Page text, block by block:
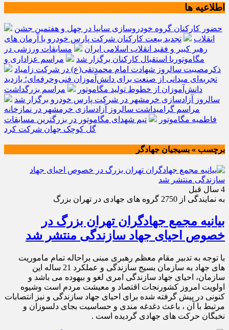
اطلاعیه ها
حضور کارکنان گروه خودروسازی سایپا در چهل و هفتمین جشن
انقلاب
تجدید بیعت کارکنان شرکت پارس خودرو با آرمان های
رهبر کبیر و فقید انقلاب اسلامی ایران
مسابقات ورزشی در
مگاموتوربا استقبال کارکنان برگزار شد
مراسم عزاداری و
ذکرمصیبت سالروز شهادت امام محمدتقی(ع) در شرکت زامیاد
تجربه‌ای میدانی از صنعت برای دانش‌آموزان فنی‌وحرفه‌ای؛ بازدید
دانش‌آموزان از خطوط تولید مگاموتور
مراسم بزرگداشت
سالروز آزادسازی خرمشهر در شرکت پارس خودرو برگزار شد
مراسم گرامیداشت سالروز آزادسازی خرمشهر در نمازخانه
فاطمیه مگاموتور
تیم شهدای مگاموتور در بزرگترین مسابقات
گل کوچک جهان شرکت کرد
برچسب » بسيجيان جهادگر
4 سال قبل
به نمایندگی از 2750 گروه های جهادی در تهران بزرگ
بیانیه مجمع جهادگران تهران بزرگ در
خصوص احیای جهاد سازندگی منتشر شد
با توجه به تدبیر مقام معظم رهبری مبنی براحاله تمام ماموریت
های جهاد به سازمان بسیج سازندگی و عملکرد 21 ساله این
سازمان، احیای جهاد سازندگی امری لغو و بیهوده می باشد و
اولویت امروز کشورنجات اقتصاد و معیشت مردم است وشیوه
کنونی در پیش گرفته شده برای احیای جهاد سازندگی و نیز انتصابات
مرتبط با آن ، باعث دغدغه مندی و حساسیت بجای دلسوزان و
نخبگان حرکت های جهادی گردیده است .